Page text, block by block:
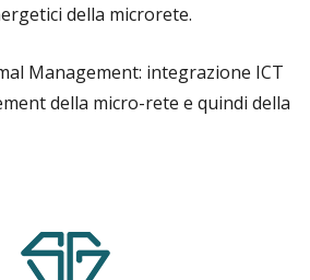
della microrete.
Management: integrazione ICT
della micro-rete e quindi della